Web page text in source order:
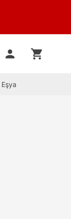
person shopping_cart